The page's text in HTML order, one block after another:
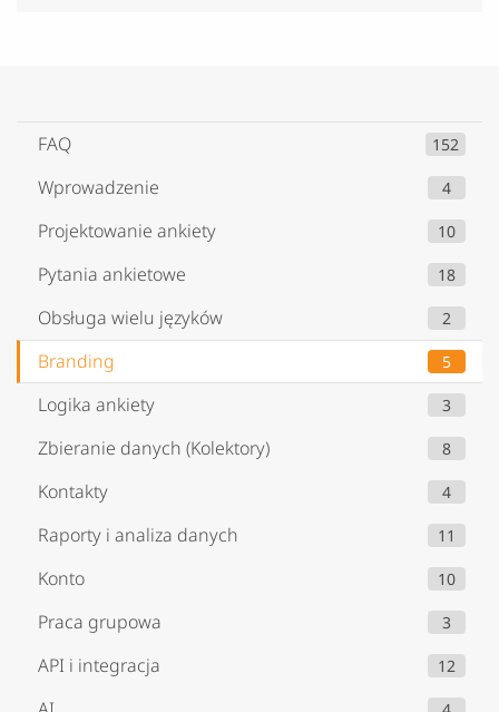
FAQ 152
Wprowadzenie 4
Projektowanie ankiety 10
Pytania ankietowe 18
Obsługa wielu języków 2
Branding 5
Logika ankiety 3
Zbieranie danych (Kolektory) 8
Kontakty 4
Raporty i analiza danych 11
Konto 10
Praca grupowa 3
API i integracja 12